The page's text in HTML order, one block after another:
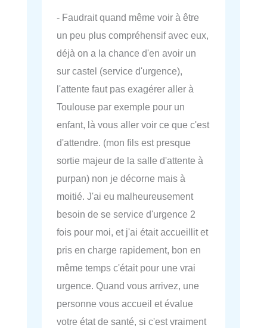
- Faudrait quand même voir à être
un peu plus compréhensif avec eux,
déjà on a la chance d'en avoir un
sur castel (service d'urgence),
l'attente faut pas exagérer aller à
Toulouse par exemple pour un
enfant, là vous aller voir ce que c'est
d'attendre. (mon fils est presque
sortie majeur de la salle d'attente à
purpan) non je décorne mais à
moitié. J'ai eu malheureusement
besoin de se service d'urgence 2
fois pour moi, et j'ai était accueillit et
pris en charge rapidement, bon en
même temps c'était pour une vrai
urgence. Quand vous arrivez, une
personne vous accueil et évalue
votre état de santé, si c'est vraiment